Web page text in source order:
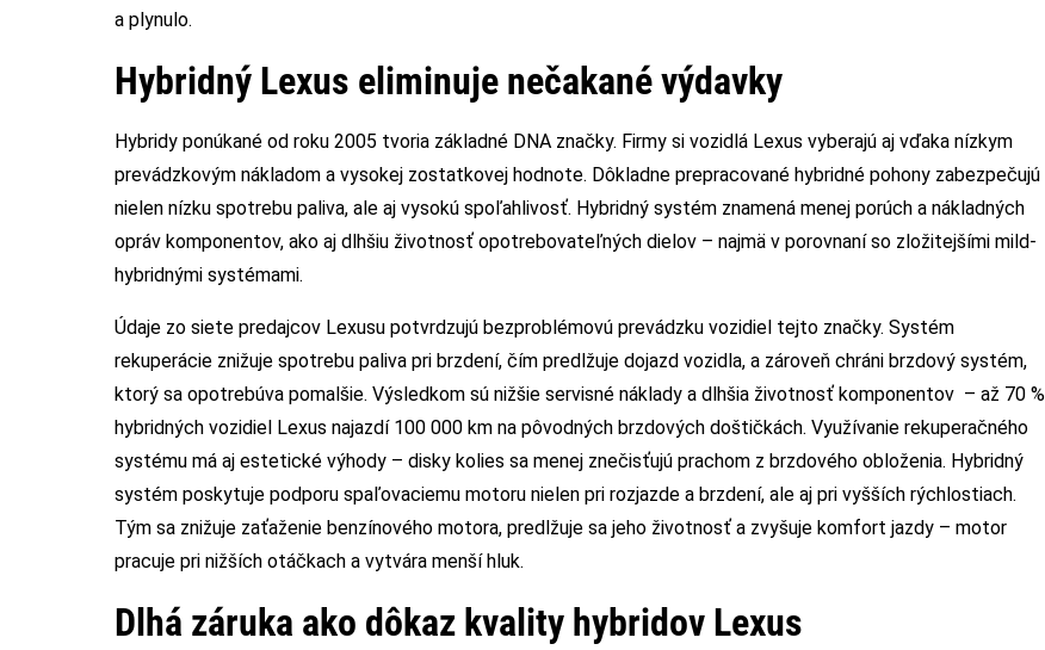
a plynulo.
Hybridný Lexus eliminuje nečakané výdavky
Hybridy ponúkané od roku 2005 tvoria základné DNA značky. Firmy si vozidlá Lexus vyberajú aj vďaka nízkym
prevádzkovým nákladom a vysokej zostatkovej hodnote. Dôkladne prepracované hybridné pohony zabezpečujú
nielen nízku spotrebu paliva, ale aj vysokú spoľahlivosť. Hybridný systém znamená menej porúch a nákladných
opráv komponentov, ako aj dlhšiu životnosť opotrebovateľných dielov – najmä v porovnaní so zložitejšími mild-
hybridnými systémami.
Údaje zo siete predajcov Lexusu potvrdzujú bezproblémovú prevádzku vozidiel tejto značky. Systém
rekuperácie znižuje spotrebu paliva pri brzdení, čím predlžuje dojazd vozidla, a zároveň chráni brzdový systém,
ktorý sa opotrebúva pomalšie. Výsledkom sú nižšie servisné náklady a dlhšia životnosť komponentov – až 70 %
hybridných vozidiel Lexus najazdí 100 000 km na pôvodných brzdových doštičkách. Využívanie rekuperačného
systému má aj estetické výhody – disky kolies sa menej znečisťujú prachom z brzdového obloženia. Hybridný
systém poskytuje podporu spaľovaciemu motoru nielen pri rozjazde a brzdení, ale aj pri vyšších rýchlostiach.
Tým sa znižuje zaťaženie benzínového motora, predlžuje sa jeho životnosť a zvyšuje komfort jazdy – motor
pracuje pri nižších otáčkach a vytvára menší hluk.
Dlhá záruka ako dôkaz kvality hybridov Lexus